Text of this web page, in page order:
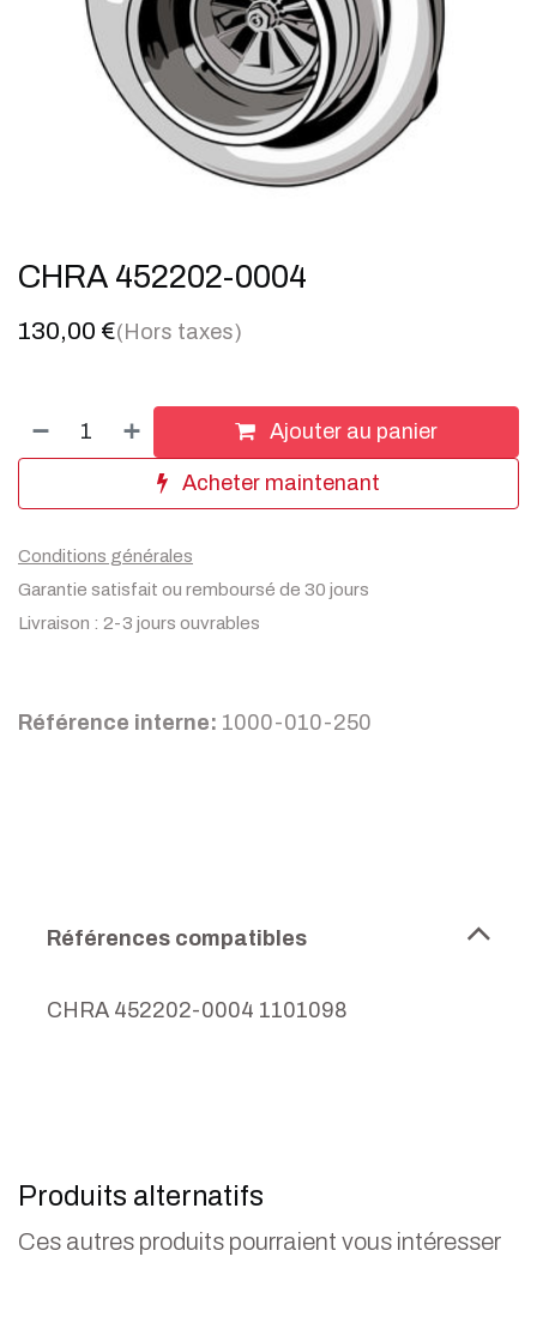
CHRA 452202-0004
130,00 €(Hors taxes)
Ajouter au panier
Acheter maintenant
Conditions générales
Garantie satisfait ou remboursé de 30 jours
Livraison : 2-3 jours ouvrables
Référence interne: 1000-010-250
Références compatibles
CHRA 452202-0004 1101098
Produits alternatifs
Ces autres produits pourraient vous intéresser